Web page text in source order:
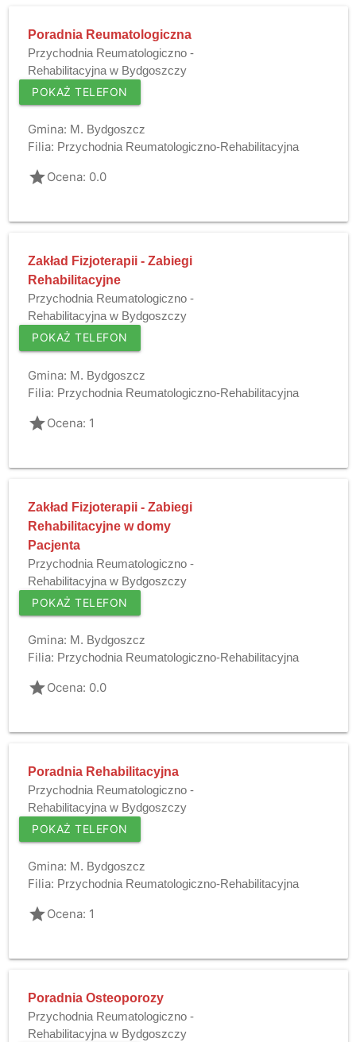
Poradnia Reumatologiczna
Przychodnia Reumatologiczno -
Rehabilitacyjna w Bydgoszczy
POKAŻ TELEFON
Gmina: M. Bydgoszcz
Filia: Przychodnia Reumatologiczno-Rehabilitacyjna
gradeOcena: 0.0
Zakład Fizjoterapii - Zabiegi
Rehabilitacyjne
Przychodnia Reumatologiczno -
Rehabilitacyjna w Bydgoszczy
POKAŻ TELEFON
Gmina: M. Bydgoszcz
Filia: Przychodnia Reumatologiczno-Rehabilitacyjna
gradeOcena: 1
Zakład Fizjoterapii - Zabiegi
Rehabilitacyjne w domy
Pacjenta
Przychodnia Reumatologiczno -
Rehabilitacyjna w Bydgoszczy
POKAŻ TELEFON
Gmina: M. Bydgoszcz
Filia: Przychodnia Reumatologiczno-Rehabilitacyjna
gradeOcena: 0.0
Poradnia Rehabilitacyjna
Przychodnia Reumatologiczno -
Rehabilitacyjna w Bydgoszczy
POKAŻ TELEFON
Gmina: M. Bydgoszcz
Filia: Przychodnia Reumatologiczno-Rehabilitacyjna
gradeOcena: 1
Poradnia Osteoporozy
Przychodnia Reumatologiczno -
Rehabilitacyjna w Bydgoszczy